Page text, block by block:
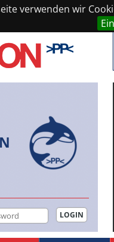
verwenden wir